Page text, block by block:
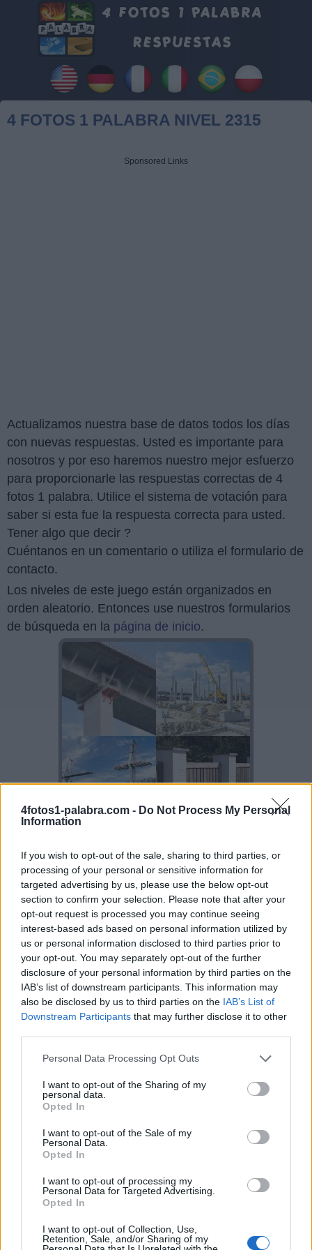
4fotos1-palabra.com - Do Not Process My Personal
Information
If you wish to opt-out of the sale, sharing to third parties, or
processing of your personal or sensitive information for
targeted advertising by us, please use the below opt-out
section to confirm your selection. Please note that after your
opt-out request is processed you may continue seeing
interest-based ads based on personal information utilized by
us or personal information disclosed to third parties prior to
your opt-out. You may separately opt-out of the further
disclosure of your personal information by third parties on the
IAB’s list of downstream participants. This information may
also be disclosed by us to third parties on the IAB’s List of
Downstream Participants that may further disclose it to other
Personal Data Processing Opt Outs
I want to opt-out of the Sharing of my
personal data.
Opted In
I want to opt-out of the Sale of my
Personal Data.
Opted In
I want to opt-out of processing my
Personal Data for Targeted Advertising.
Opted In
I want to opt-out of Collection, Use,
Retention, Sale, and/or Sharing of my
4 FOTOS 1 PALABRA NIVEL 2315
Sponsored Links
Actualizamos nuestra base de datos todos los días
con nuevas respuestas. Usted es importante para
nosotros y por eso haremos nuestro mejor esfuerzo
para proporcionarle las respuestas correctas de 4
fotos 1 palabra. Utilice el sistema de votación para
saber si esta fue la respuesta correcta para usted.
Tener algo que decir ?
Cuéntanos en un comentario o utiliza el formulario de
contacto.
Los niveles de este juego están organizados en
orden aleatorio. Entonces use nuestros formularios
de búsqueda en la página de inicio.
Sponsored Links
Responder:PILAR